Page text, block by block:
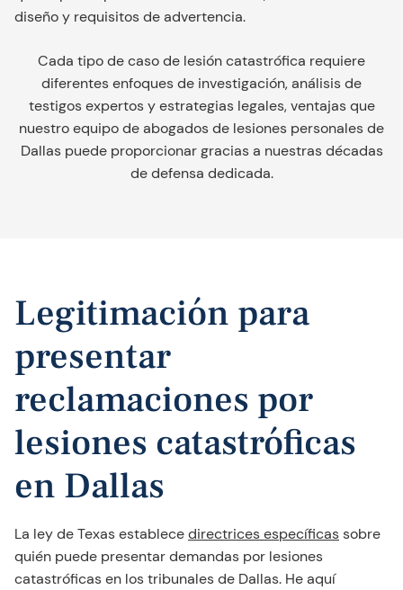
diseño y requisitos de advertencia.
Cada tipo de caso de lesión catastrófica requiere
diferentes enfoques de investigación, análisis de
testigos expertos y estrategias legales, ventajas que
nuestro equipo de abogados de lesiones personales de
Dallas puede proporcionar gracias a nuestras décadas
de defensa dedicada.
Legitimación para
presentar
reclamaciones por
lesiones catastróficas
en Dallas
La ley de Texas establecedirectrices específicassobre
quién puede presentar demandas por lesiones
catastróficas en los tribunales de Dallas. He aquí